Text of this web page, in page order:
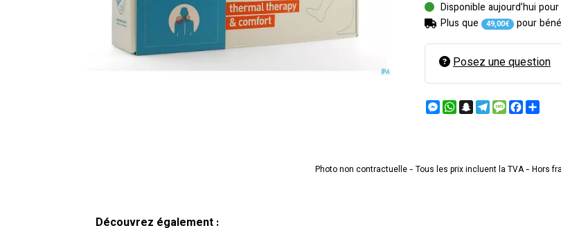
Disponible aujourd’hui
Plus que
49,00€ pour
Posez une question
Messenger
WhatsApp
Snapchat
Telegram
MessageFacebook
Photo non contractuelle - Tous les prix incluent la TVA - Hors
Découvrez également :